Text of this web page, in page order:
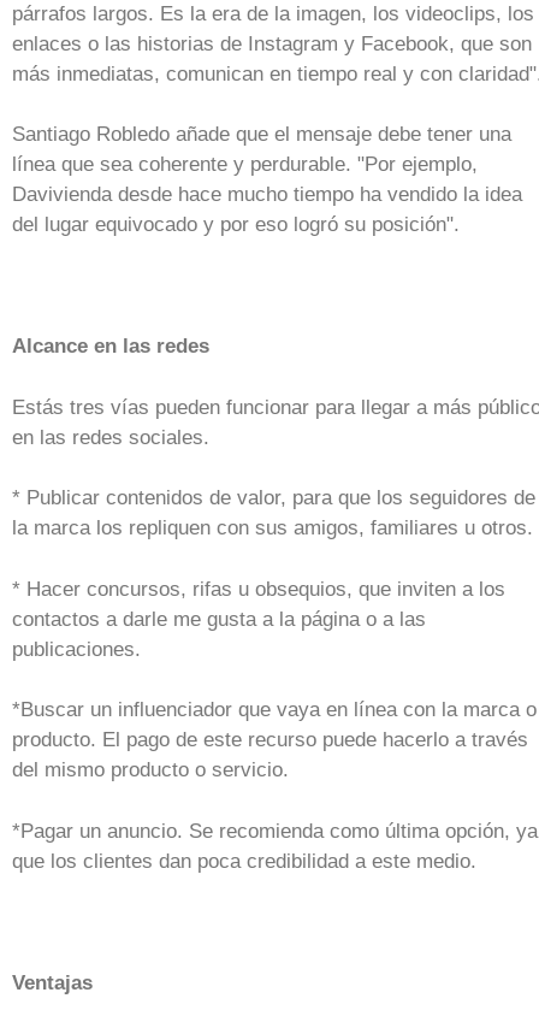
párrafos largos. Es la era de la imagen, los videoclips, los
enlaces o las historias de Instagram y Facebook, que son
más inmediatas, comunican en tiempo real y con
Santiago Robledo añade que el mensaje debe tener una
línea que sea coherente y perdurable. "Por ejemplo,
Davivienda desde hace mucho tiempo ha vendido la idea
del lugar equivocado y por eso logró su posición".
Alcance en las redes
Estás tres vías pueden funcionar para llegar a más
en las redes sociales.
* Publicar contenidos de valor, para que los seguidores de
la marca los repliquen con sus amigos, familiares u otros.
* Hacer concursos, rifas u obsequios, que inviten a los
contactos a darle me gusta a la página o a las
publicaciones.
*Buscar un influenciador que vaya en línea con la marca o
producto. El pago de este recurso puede hacerlo a través
del mismo producto o servicio.
*Pagar un anuncio. Se recomienda como última opción, ya
que los clientes dan poca credibilidad a este medio.
Ventajas